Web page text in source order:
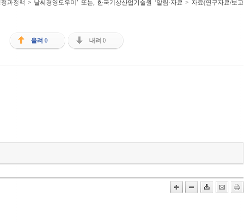
과정책 > 날씨경영도우미’ 또는, 한국기상산업기술원 ‘알림·자료 > 자료(연구자료/보고
올려 0 내려 0